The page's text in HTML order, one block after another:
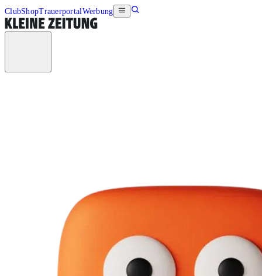
ClubShopTrauerportalWerbung